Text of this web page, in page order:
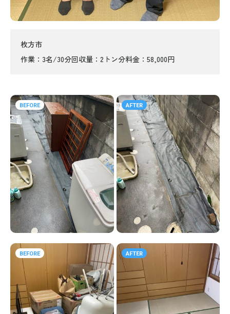
枚方市
作業
3名/30分回収量 2トン分料金 58,000円
BEFORE AFTER
BEFORE AFTER